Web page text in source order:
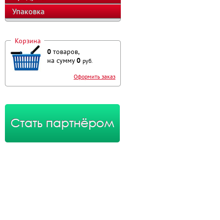
Упаковка
Корзина
0 товаров,
на сумму0 руб.
Оформить заказ